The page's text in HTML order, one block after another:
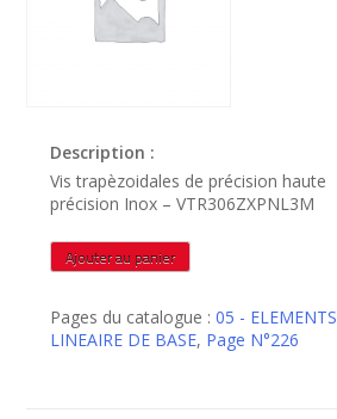
Description :
Vis trapèzoidales de précision haute
précision Inox – VTR306ZXPNL3M
quantité
de
Ajouter au panier
Pages du catalogue :05 - ELEMENTS
LINEAIRE DE BASE, Page N°226